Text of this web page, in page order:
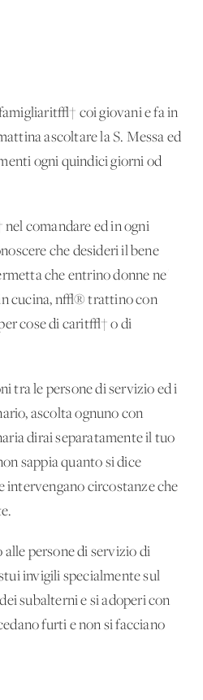
coi giovani e fa in
ascoltare la S. Messa ed
ogni quindici giorni od
comandare ed in ogni
che desideri il bene
che entrino donne ne'
cucina, n√® trattino con
cose di carit√† o di
tra le persone di servizio ed i
ascolta ognuno con
dirai separatamente il tuo
sappia quanto si dice
intervengano circostanze che
persone di servizio di
invigili specialmente sul
subalterni e si adoperi con
furti e non si facciano